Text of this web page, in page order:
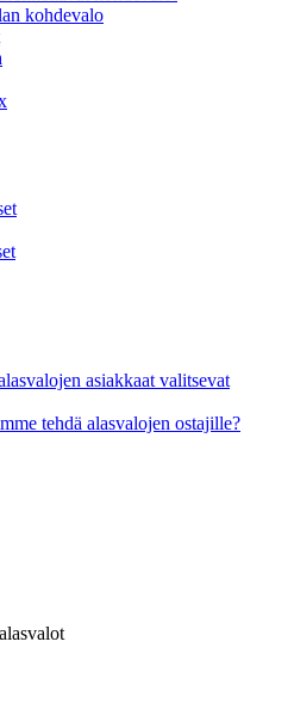
kohdevalo
asiakkaat valitsevat
tehdä alasvalojen ostajille?